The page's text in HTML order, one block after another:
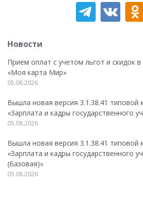
Новости
Прием оплат с учетом льгот и скидок
«Моя карта Мир»
05.08.2026
Вышла новая версия 3.1.38.41 типовой
«Зарплата и кадры государственного
05.08.2026
Вышла новая версия 3.1.38.41 типовой
«Зарплата и кадры государственного
(базовая)»
05.08.2026